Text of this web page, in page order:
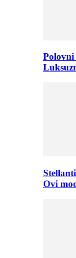
Polovni
Ovi